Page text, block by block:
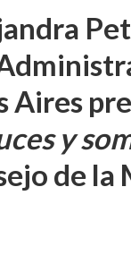
Aires
y
de la